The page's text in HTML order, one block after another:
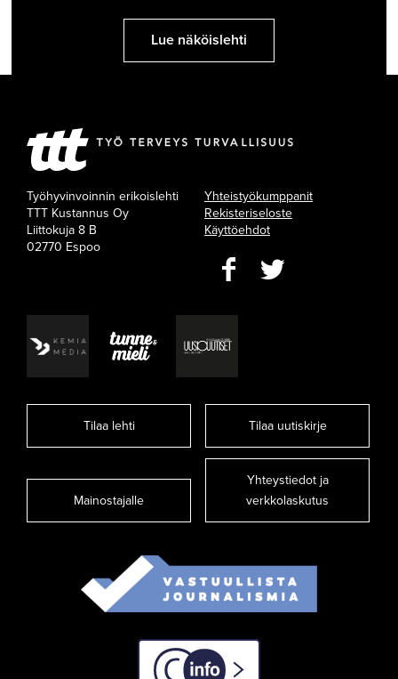
Lue näköislehti
Työhyvinvoinnin erikoislehti
TTT Kustannus Oy
Liittokuja 8 B
02770 Espoo
Yhteistyökumppanit
Rekisteriseloste
Käyttöehdot
Tilaa lehti Tilaa uutiskirje
Mainostajalle
Yhteystiedot ja
verkkolaskutus
C-info